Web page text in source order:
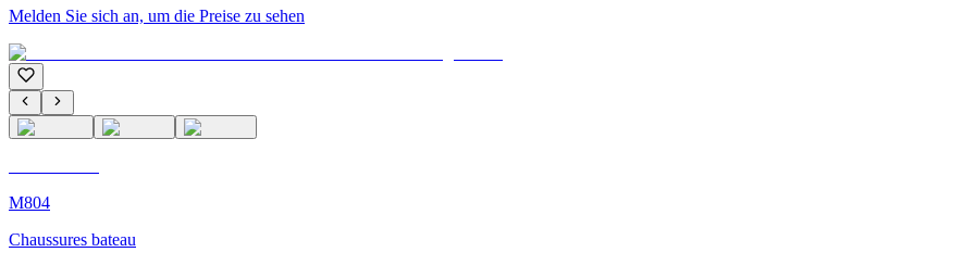
Melden Sie sich an, um die Preise zu sehen
M804
Chaussures bateau